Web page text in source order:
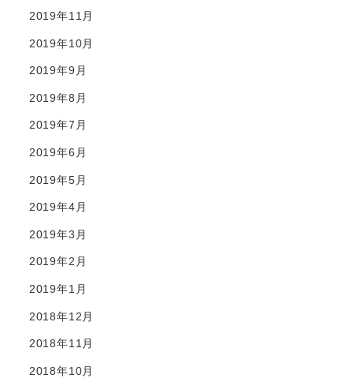
2019年11月
2019年10月
2019年9月
2019年8月
2019年7月
2019年6月
2019年5月
2019年4月
2019年3月
2019年2月
2019年1月
2018年12月
2018年11月
2018年10月